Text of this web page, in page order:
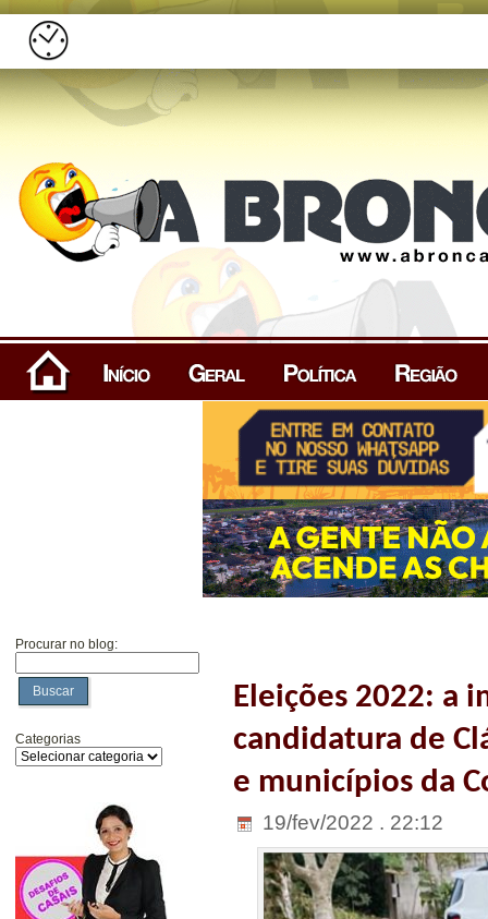
Procurar no blog:
Buscar
Categorias
Eleições 2022: a
candidatura de
e municípios da
19/fev/2022 . 22:12